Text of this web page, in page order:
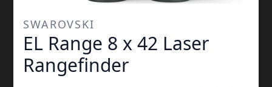
SWAROVSKI
EL Range 8 x 42 Laser
Rangefinder